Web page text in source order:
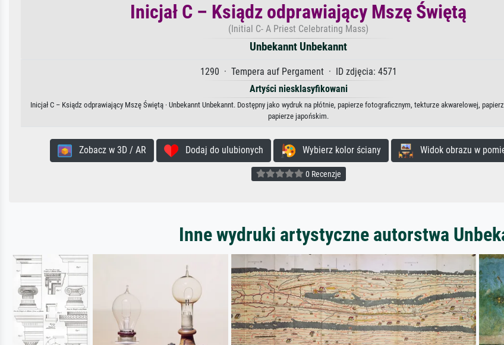
Inicjał C – Ksiądz odprawiający Mszę Świętą
(Initial C- A Priest Celebrating Mass)
Unbekannt Unbekannt
1290 · Tempera auf Pergament · ID zdjęcia: 4571
Artyści niesklasyfikowani
Inicjał C – Ksiądz odprawiający Mszę Świętą · Unbekannt Unbekannt. Dostępny jako wydruk na płótnie, papierze fotograficznym, tekturze akwarelowej,
papierze japońskim.
Zobacz w 3D / AR Dodaj do ulubionych Wybierz kolor ściany Widok obrazu w
0 Recenzje
Inne wydruki artystyczne autorstwa